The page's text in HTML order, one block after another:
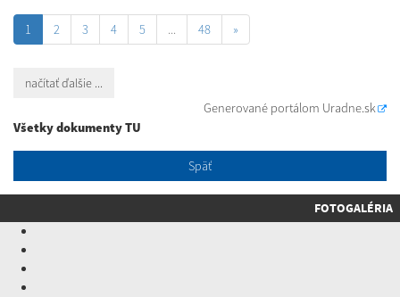
1 2 3 4 5 ... 48 »
načítať ďalšie ...
Generované portálom Uradne.sk
Všetky dokumenty TU
Späť
FOTOGALÉRIA